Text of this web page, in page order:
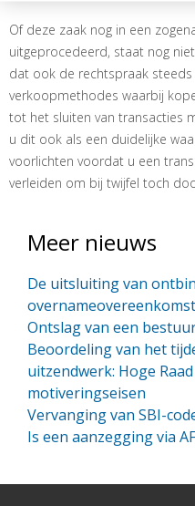
Of deze zaak nog in een
uitgeprocedeerd, staat nog
dat ook de rechtspraak
verkoopmethodes waarbij
tot het sluiten van transacties
u dit ook als een duidelijke
voorlichten voordat u een
verleiden om bij twijfel toch
Meer nieuws
De uitsluiting van
Ontslag van een
Beoordeling van het
uitzendwerk: Hoge
motiveringseisen
Vervanging van SBI-
Is een aanzegging via